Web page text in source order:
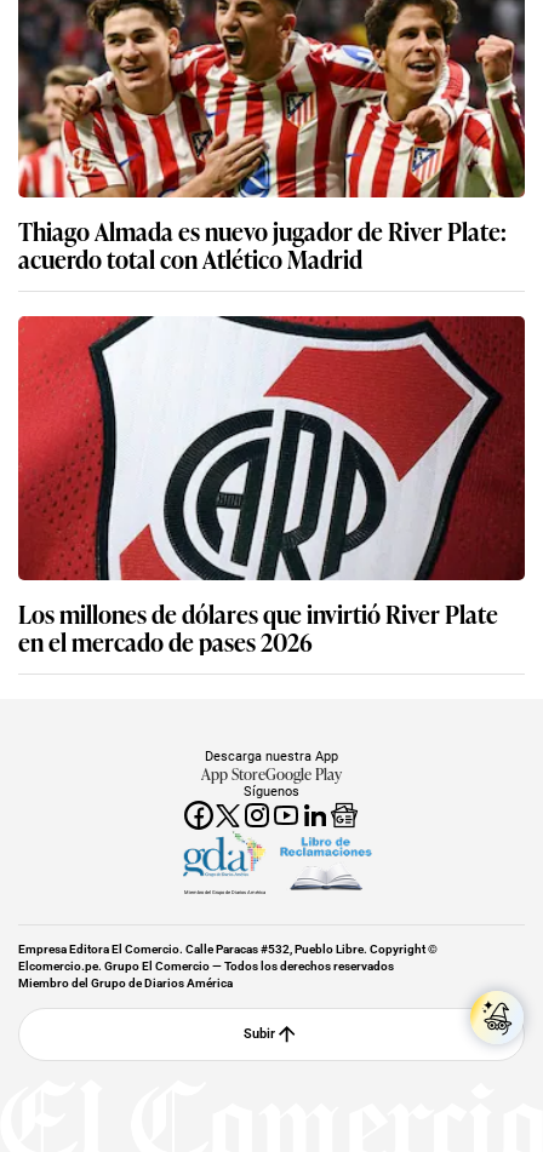
Thiago Almada es nuevo jugador de River Plate:
acuerdo total con Atlético Madrid
Los millones de dólares que invirtió River Plate
en el mercado de pases 2026
Síguenos
Descarga nuestra App
App StoreGoogle Play
Miembro del Grupo de Diarios América
Empresa Editora El Comercio. Calle Paracas #532, Pueblo Libre. Copyright ©
Elcomercio.pe. Grupo El Comercio — Todos los derechos reservados
Miembro del Grupo de Diarios América
Subir